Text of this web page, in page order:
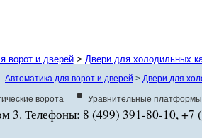
ворот и дверей> Двери для холодильных
Автоматика для ворот и дверей > Двери для
ворота • Уравнительные платформы
3. Телефоны: 8 (499) 391-80-10,